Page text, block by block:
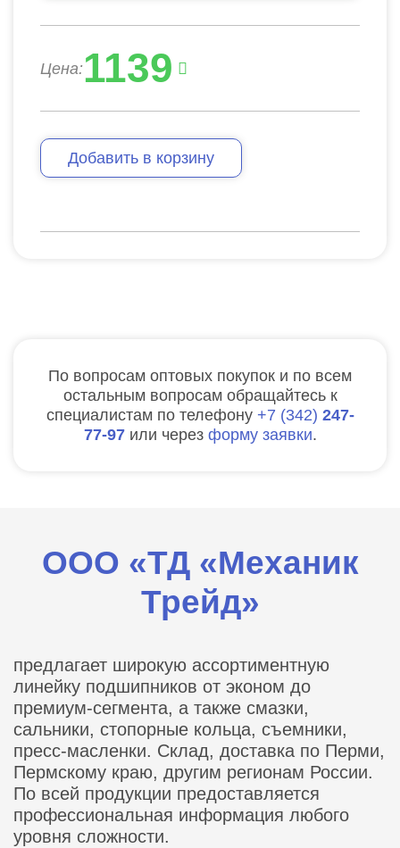
Цена:1139
Добавить в корзину
По вопросам оптовых покупок и по всем
остальным вопросам обращайтесь к
специалистам по телефону
7 342 247-
77-97 или через форму заявки.
ООО «ТД «Механик
Трейд»
предлагает широкую ассортиментную
линейку подшипников от эконом до
премиум-сегмента, а также смазки,
сальники, стопорные кольца, съемники,
пресс-масленки. Склад, доставка по Перми,
Пермскому краю, другим регионам России.
По всей продукции предоставляется
профессиональная информация любого
уровня сложности.